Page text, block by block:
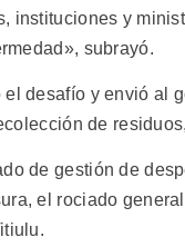
instituciones y
subrayó.
desafío y envió al
de
de gestión de
el rociado